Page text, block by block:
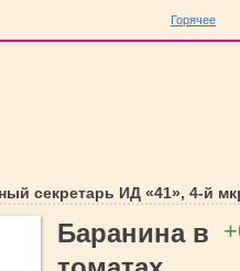
Горячее
секретарь ИД «41», 4-й
Баранина в